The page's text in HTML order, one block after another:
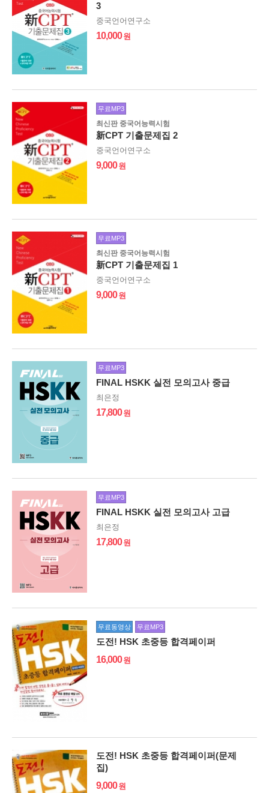
3
중국언어연구소
10,000
무료MP3
최신판 중국어능력시험
新CPT 기출문제집 2
중국언어연구소
9,000
무료MP3
최신판 중국어능력시험
新CPT 기출문제집 1
중국언어연구소
9,000
무료MP3
FINAL HSKK 실전 모의고사 중급
최은정
17,800
무료MP3
FINAL HSKK 실전 모의고사 고급
최은정
17,800
무료동영상 무료MP3
도전! HSK 초중등 합격페이퍼
16,000
도전! HSK 초중등 합격페이퍼(문제
집)
9,000